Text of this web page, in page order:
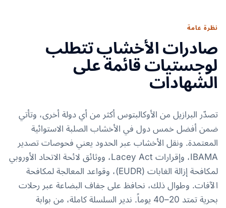
نظرة عامة
صادرات الأخشاب تتطلب
لوجستيات قائمة على
الشهادات
تصدّر البرازيل من الأوكالبتوس أكثر من أي دولة أخرى، وتأتي
ضمن أفضل خمس دول في الأخشاب الصلبة الاستوائية
المعتمدة. ونقل الأخشاب عبر الحدود يعني فحوصات تصدير
IBAMA، وإقرارات Lacey Act، ووثائق لائحة الاتحاد الأوروبي
لمكافحة إزالة الغابات (EUDR)، وقواعد المعالجة لمكافحة
الآفات. وطوال ذلك، نحافظ على جفاف البضاعة عبر رحلات
بحرية تمتد 20–40 يوماً. ندير السلسلة كاملة، من بوابة